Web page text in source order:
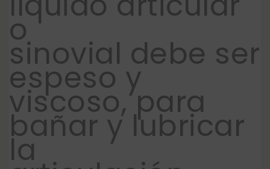
o
sinovial debe ser
espeso y
viscoso, para
bañar y lubricar
la